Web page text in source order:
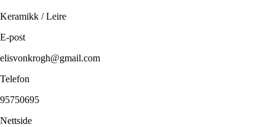
Keramikk / Leire
E-post
elisvonkrogh@gmail.com
Telefon
95750695
Nettside